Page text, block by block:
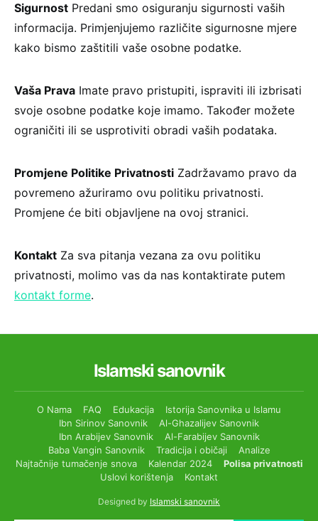
Sigurnost Predani smo osiguranju sigurnosti vaših
informacija. Primjenjujemo različite sigurnosne mjere
kako bismo zaštitili vaše osobne podatke.
Vaša Prava Imate pravo pristupiti, ispraviti ili izbrisati
svoje osobne podatke koje imamo. Također možete
ograničiti ili se usprotiviti obradi vaših podataka.
Promjene Politike Privatnosti Zadržavamo pravo da
povremeno ažuriramo ovu politiku privatnosti.
Promjene će biti objavljene na ovoj stranici.
Kontakt Za sva pitanja vezana za ovu politiku
privatnosti, molimo vas da nas kontaktirate putem
kontakt forme.
Islamski sanovnik
O Nama FAQ Edukacija
Istorija Sanovnika u Islamu
Ibn Sirinov Sanovnik
Al-Ghazalijev Sanovnik
Ibn Arabijev Sanovnik
Al-Farabijev Sanovnik
Baba Vangin Sanovnik
Tradicija i običaji
Analize
Najtačnije tumačenje snova
Kalendar 2024
Polisa privatnosti
Uslovi korištenja
Kontakt
Designed by Islamski sanovnik